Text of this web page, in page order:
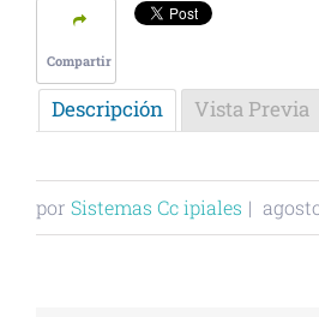
Compartir
Descripción Vista Previa
por Sistemas Cc ipiales |